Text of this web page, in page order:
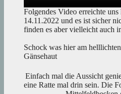
Folgendes Video erreichte
14.11.2022 und es ist sicher
finden es aber vielleicht auch
Schock was hier am
Gänsehaut
Einfach mal die Aussicht
eine Ratte mal drin sein. Die